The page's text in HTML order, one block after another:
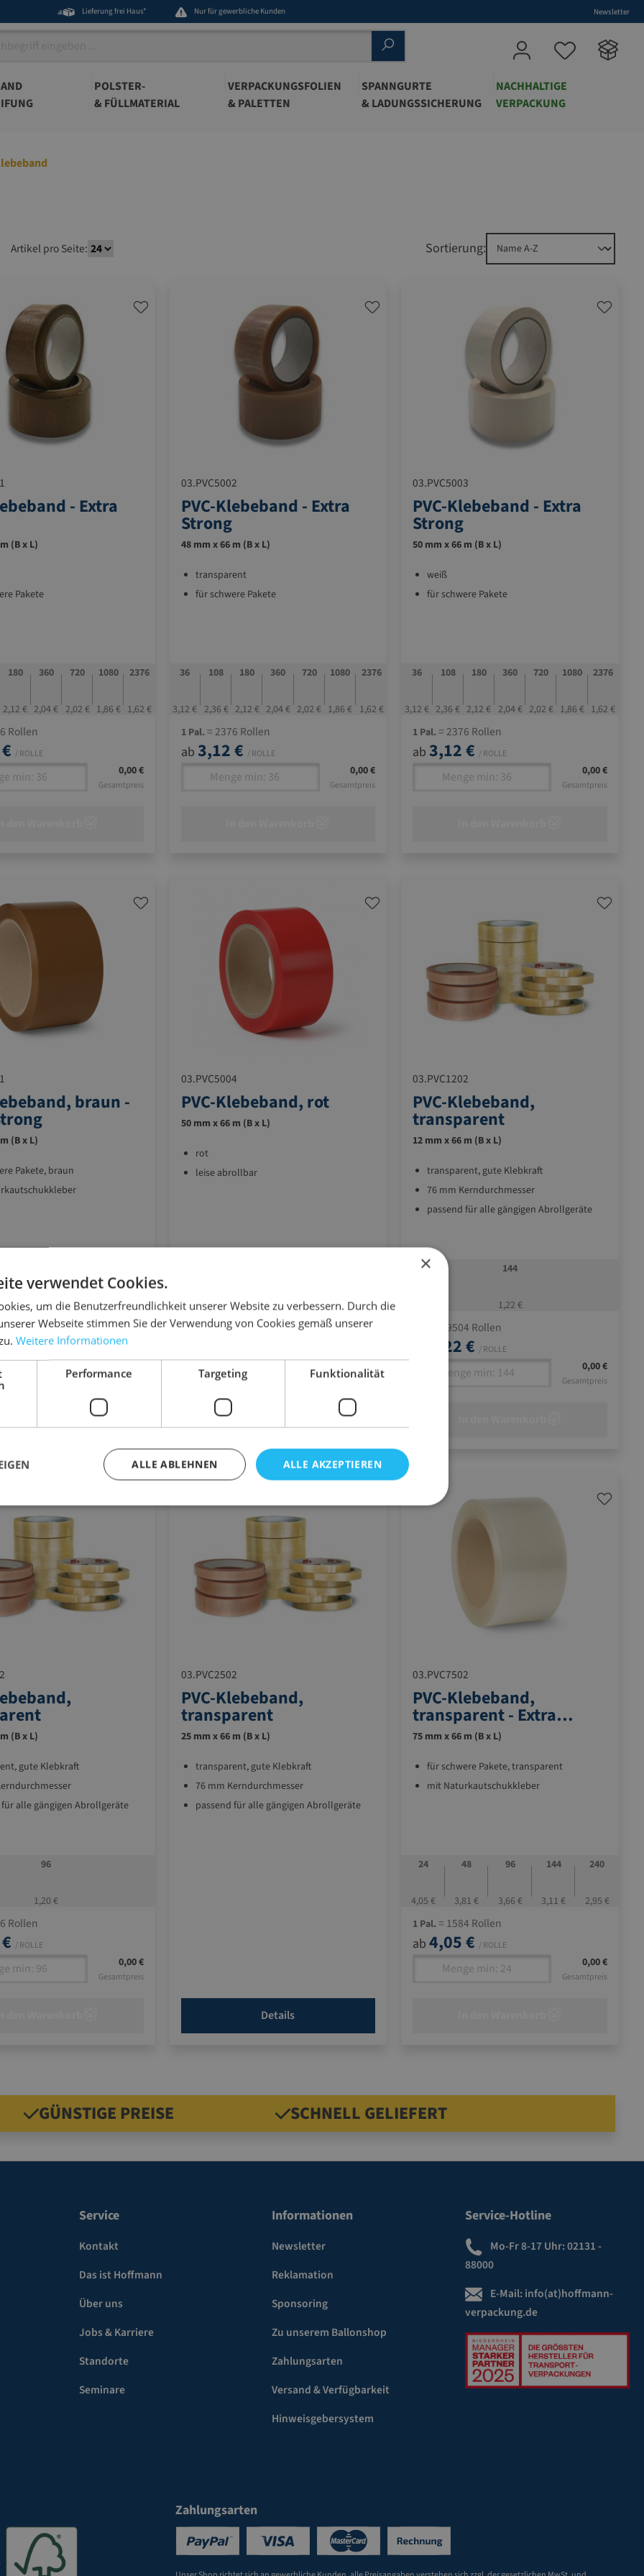
Lieferung frei Haus* Nur für gewerbliche Kunden Newsletter
POLSTER-
& FÜLLMATERIAL
VERPACKUNGSFOLIEN
& PALETTEN
SPANNGURTE
& LADUNGSSICHERUNG
NACHHALTIGE
VERPACKUNG
Artikel pro Seite: Sortierung:
- Extra
(B x L)
Pakete
180
2,12 €
360
2,04 €
720
2,02 €
1080
1,86 €
2376
1,62 €
Rollen
/ ROLLE
0,00 €
Gesamtpreis
03.PVC5002
PVC-Klebeband - Extra
Strong
48 mm x 66 m (B x L)
transparent
für schwere Pakete
36
3,12 €
108
2,36 €
180
2,12 €
360
2,04 €
720
2,02 €
1080
1,86 €
2376
1,62 €
1 Pal. = 2376 Rollen
ab 3,12 € / ROLLE
0,00 €
Gesamtpreis
03.PVC5003
PVC-Klebeband - Extra
Strong
50 mm x 66 m (B x L)
weiß
für schwere Pakete
36
3,12 €
108
2,36 €
180
2,12 €
360
2,04 €
720
2,02 €
1080
1,86 €
2376
1,62 €
1 Pal. = 2376 Rollen
ab 3,12 €/ ROLLE
0,00 €
Gesamtpreis
braun -
(B x L)
Pakete, braun
€ 3,66 € 3,11 €
2,95 €
Rollen
Gesamtpreis
03.PVC5004
PVC-Klebeband, rot
50 mm x 66 m (B x L)
rot
leise abrollbar
03.PVC1202
PVC-Klebeband,
transparent
12 mm x 66 m (B x L)
transparent, gute Klebkraft
76 mm Kerndurchmesser
passend für alle gängigen Abrollgeräte
144
1,22 €
= 9504 Rollen
1,22 €/ ROLLE
0,00 €
Gesamtpreis
(B x L)
gute Klebkraft
alle gängigen Abrollgeräte
96
1,20 €
Rollen
/ ROLLE
0,00 €
Gesamtpreis
03.PVC2502
PVC-Klebeband,
transparent
25 mm x 66 m (B x L)
transparent, gute Klebkraft
76 mm Kerndurchmesser
passend für alle gängigen Abrollgeräte
Details
03.PVC7502
PVC-Klebeband,
transparent - Extra
Strong
75 mm x 66 m (B x L)
für schwere Pakete, transparent
mit Naturkautschukkleber
24
4,05 €
48
3,81 €
96
3,66 €
144
3,11 €
240
2,95 €
1 Pal. = 1584 Rollen
ab 4,05 €/ ROLLE
0,00 €
Gesamtpreis
GÜNSTIGE PREISE SCHNELL GELIEFERT
Service
Kontakt
Das ist Hoffmann
Über uns
Jobs & Karriere
Standorte
Seminare
Informationen
Newsletter
Reklamation
Sponsoring
Zu unserem Ballonshop
Zahlungsarten
Versand & Verfügbarkeit
Hinweisgebersystem
Service-Hotline
Mo-Fr 8-17 Uhr:02131 -
88000
E-Mail: info(at)hoffmann-
verpackung.de
Zahlungsarten
×
verwendet Cookies.
um die Benutzerfreundlichkeit unserer Website zu verbessern. Durch die
Webseite stimmen Sie der Verwendung von Cookies gemäß unserer
Weitere Informationen
Performance Targeting Funktionalität
ALLE AKZEPTIEREN
ALLE ABLEHNEN